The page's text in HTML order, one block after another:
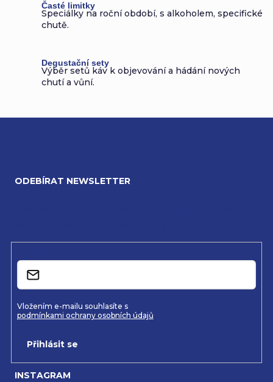
v
v
p
Časté limitky
Speciálky na roční období, s alkoholem, specifické
chutě.
Degustační sety
Výběr setů káv k objevování a hádání nových
chutí a vůní.
INSTAGRAM
ODEBÍRAT NEWSLETTER
Vložením e-mailu souhlasíte s
podmínkami ochrany osobních údajů
Přihlásit se